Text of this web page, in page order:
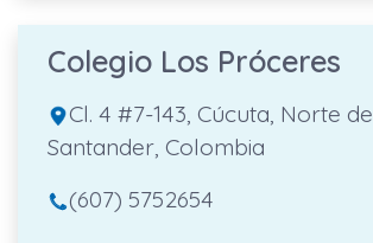
Colegio Los Próceres
Cl. 4 #7-143, Cúcuta, Norte de
Santander, Colombia
(607) 5752654